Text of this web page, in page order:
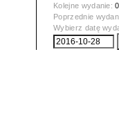
Kolejne wydanie:
Poprzednie
Wybierz datę